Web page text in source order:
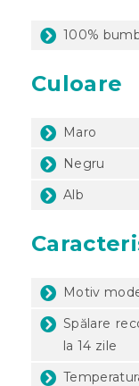
100%
Culoare
Maro
Negru
Alb
Motiv
Spălare
la 14 zile